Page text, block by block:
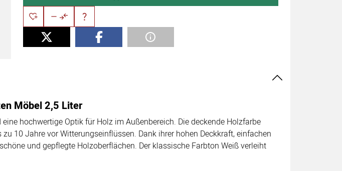
Möbel 2,5 Liter
hochwertige Optik für Holz im Außenbereich. Die deckende Holzfarbe
10 Jahre vor Witterungseinflüssen. Dank ihrer hohen Deckkraft, einfachen
und gepflegte Holzoberflächen. Der klassische Farbton Weiß verleiht